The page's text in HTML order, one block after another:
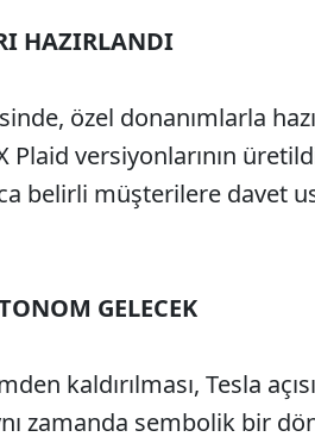
HAZIRLANDI
özel donanımlarla
Plaid versiyonlarının
belirli müşterilere davet
GELECEK
kaldırılması, Tesla
zamanda sembolik bir